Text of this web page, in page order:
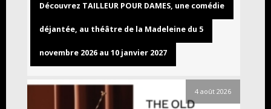
Découvrez TAILLEUR POUR DAMES, une comédie
déjantée, au théâtre de la Madeleine du 5
novembre 2026 au 10 janvier 2027
4 août 2026